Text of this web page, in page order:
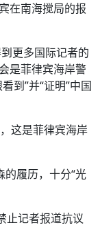
在南海搅局的报
更多国际记者的
是菲律宾海岸警
到”并“证明”中国
这是菲律宾海岸
的履历，十分“光
止记者报道抗议